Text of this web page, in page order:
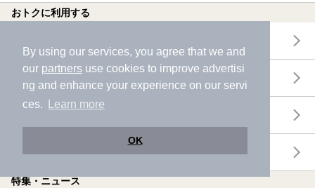
By using our services, you agree that we and
our partners use cookies to improve advertisi
ng and enhance your experience on our servi
ces.
Learn more
OK
おトクに利用する
クーポンが利用できる施設一覧
今月の新着電子チケット・クーポン一覧
特集・ニュース